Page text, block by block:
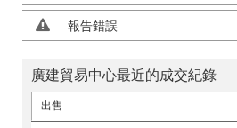
報告錯誤
廣建貿易中心最近的成交紀錄
出售